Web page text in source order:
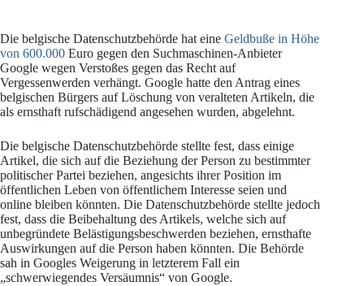
Die belgische Datenschutzbehörde hat eine Geldbuße in Höhe
von 600.000 Euro gegen den Suchmaschinen-Anbieter
Google wegen Verstoßes gegen das Recht auf
Vergessenwerden verhängt. Google hatte den Antrag eines
belgischen Bürgers auf Löschung von veralteten Artikeln, die
als ernsthaft rufschädigend angesehen wurden, abgelehnt.
Die belgische Datenschutzbehörde stellte fest, dass einige
Artikel, die sich auf die Beziehung der Person zu bestimmter
politischer Partei beziehen, angesichts ihrer Position im
öffentlichen Leben von öffentlichem Interesse seien und
online bleiben könnten. Die Datenschutzbehörde stellte jedoch
fest, dass die Beibehaltung des Artikels, welche sich auf
unbegründete Belästigungsbeschwerden beziehen, ernsthafte
Auswirkungen auf die Person haben könnten. Die Behörde
sah in Googles Weigerung in letzterem Fall ein
„schwerwiegendes Versäumnis“ von Google.